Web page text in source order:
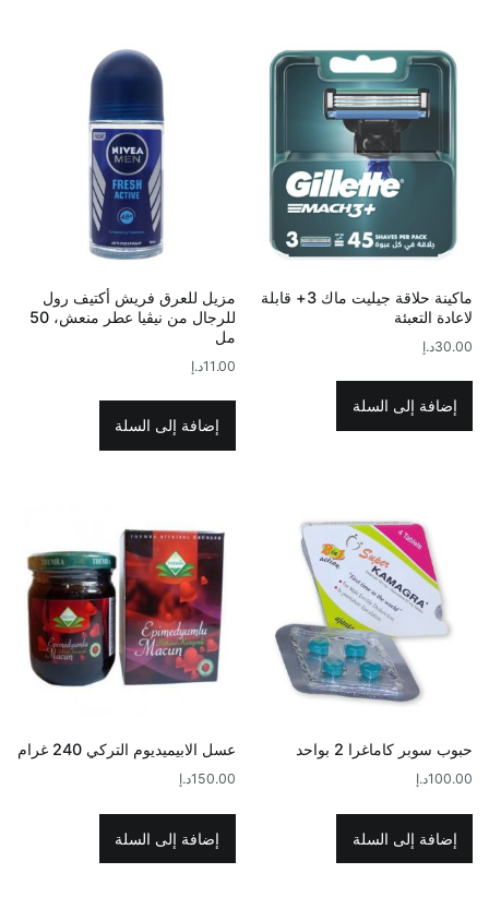
ماكينة حلاقة جيليت ماك 3+ قابلة
لاعادة التعبئة
30.00د.إ
إضافة إلى السلة
مزيل للعرق فريش أكتيف رول
للرجال من نيڤيا عطر منعش، 50
مل
11.00د.إ
إضافة إلى السلة
حبوب سوبر كاماغرا 2 بواحد
100.00د.إ
إضافة إلى السلة
عسل الابيميديوم التركي 240 غرام
150.00د.إ
إضافة إلى السلة